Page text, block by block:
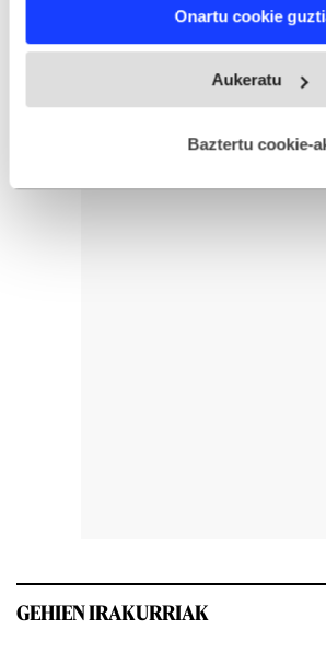
and set your preferences in thedetails
fitxategiak erabiltzen ditu. Zure
esplizitua ematen diguzu.Gehiago
Onartu cookie
Aukeratu
Baztertu cookie-
GEHIEN IRAKURRIAK